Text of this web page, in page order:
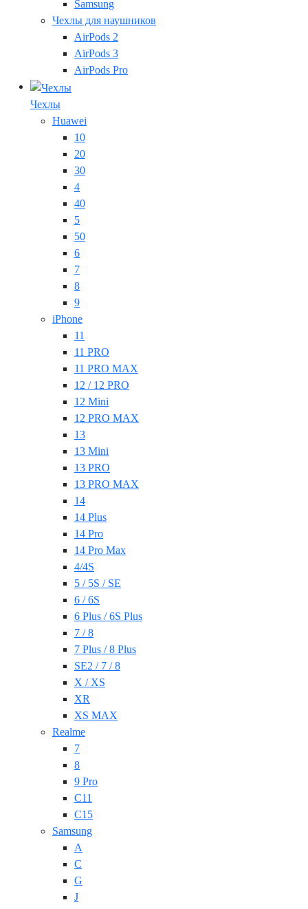
Samsung
Чехлы для наушников
AirPods 2
AirPods 3
AirPods Pro
Чехлы
Huawei
10
20
30
4
40
5
50
6
7
8
9
iPhone
11
11 PRO
11 PRO MAX
12 / 12 PRO
12 Mini
12 PRO MAX
13
13 Mini
13 PRO
13 PRO MAX
14
14 Plus
14 Pro
14 Pro Max
4/4S
5 / 5S / SE
6 / 6S
6 Plus / 6S Plus
7 / 8
7 Plus / 8 Plus
SE2 / 7 / 8
X / XS
XR
XS MAX
Realme
7
8
9 Pro
C11
C15
Samsung
A
C
G
J